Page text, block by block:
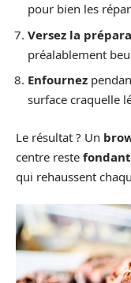
pour bien les
Versez la
préalablement
Enfournez
surface craquelle
Le résultat ? Un
centre reste fondant
qui rehaussent